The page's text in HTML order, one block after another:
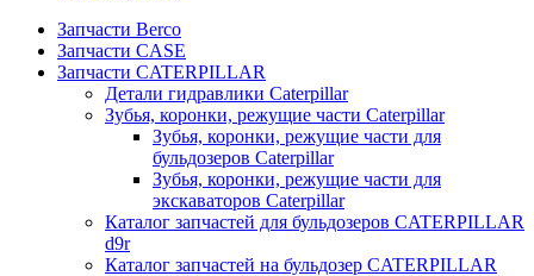
Запчасти Berco
Запчасти CASE
Запчасти CATERPILLAR
Детали гидравлики Caterpillar
Зубья, коронки, режущие части Caterpillar
Зубья, коронки, режущие части для
бульдозеров Caterpillar
Зубья, коронки, режущие части для
экскаваторов Caterpillar
Каталог запчастей для бульдозеров CATERPILLAR
d9r
Каталог запчастей на бульдозер CATERPILLAR